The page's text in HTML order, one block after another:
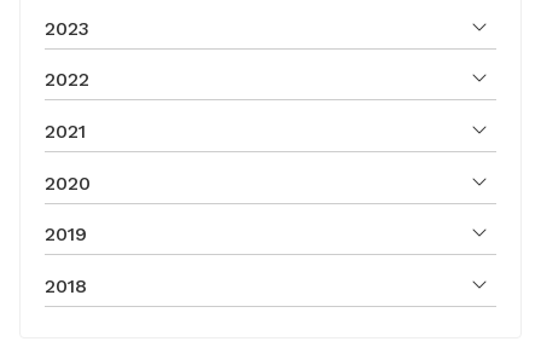
2023
2022
2021
2020
2019
2018